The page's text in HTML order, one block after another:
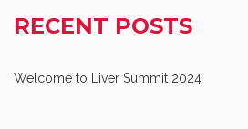
RECENT POSTS
Welcome to Liver Summit 2024